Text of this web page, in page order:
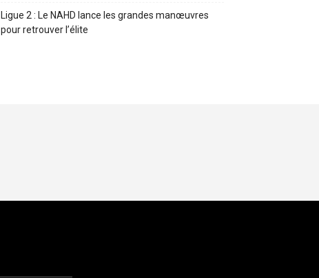
Ligue 2 : Le NAHD lance les grandes manœuvres
pour retrouver l’élite